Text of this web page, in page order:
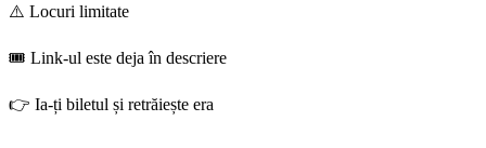
⚠️ Locuri limitate
🎟️ Link-ul este deja în descriere
👉 Ia-ți biletul și retrăiește era